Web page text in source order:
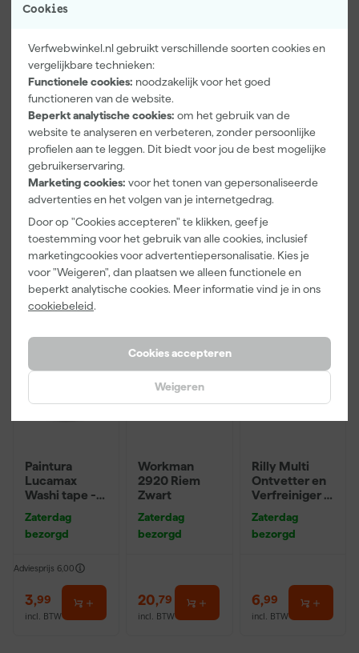
Cookies
Verfwebwinkel.nl gebruikt verschillende soorten cookies en
vergelijkbare technieken:
Functionele cookies: noodzakelijk voor het goed
functioneren van de website.
Beperkt analytische cookies: om het gebruik van de
website te analyseren en verbeteren, zonder persoonlijke
profielen aan te leggen. Dit biedt voor jou de best mogelijke
gebruikerservaring.
Marketing cookies: voor het tonen van gepersonaliseerde
advertenties en het volgen van je internetgedrag.
Door op "Cookies accepteren" te klikken, geef je
toestemming voor het gebruik van alle cookies, inclusief
marketingcookies voor advertentiepersonalisatie. Kies je
voor "Weigeren", dan plaatsen we alleen functionele en
beperkt analytische cookies. Meer informatie vind je in ons
cookiebeleid.
Cookies accepteren
Weigeren
volledig gecompenseerd wordt via bomenprojecten van Trees
Je kunt het wassen op 40 graden, maar gebruik geen
bleekmiddel of droger. Strijken kan op lage temperatuur. Dit
model in navy met graphite accenten is functioneel én
duurzaam.
Extra eigenschappen
Stretch
Kenmerken
Geslacht
Maat
Materiaal Katoen
Pasvorm Slim Fit
Bekijk alle kenmerken
Vaak gekocht met
Paintura
Lucamax
Washi tape -
Zaterdag
bezorgd
Adviesprijs 6,00
3,99
incl. BTW
Workman
2920 Riem
Zwart
Zaterdag
bezorgd
20,79
incl. BTW
Rilly Multi
Ontvetter en
Verfreiniger –
Zaterdag
bezorgd
6,99
incl. BTW